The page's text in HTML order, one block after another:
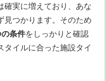
確実に増えており、あな
見つかります。そのため
条件をしっかりと確認
タイルに合った施設タイ